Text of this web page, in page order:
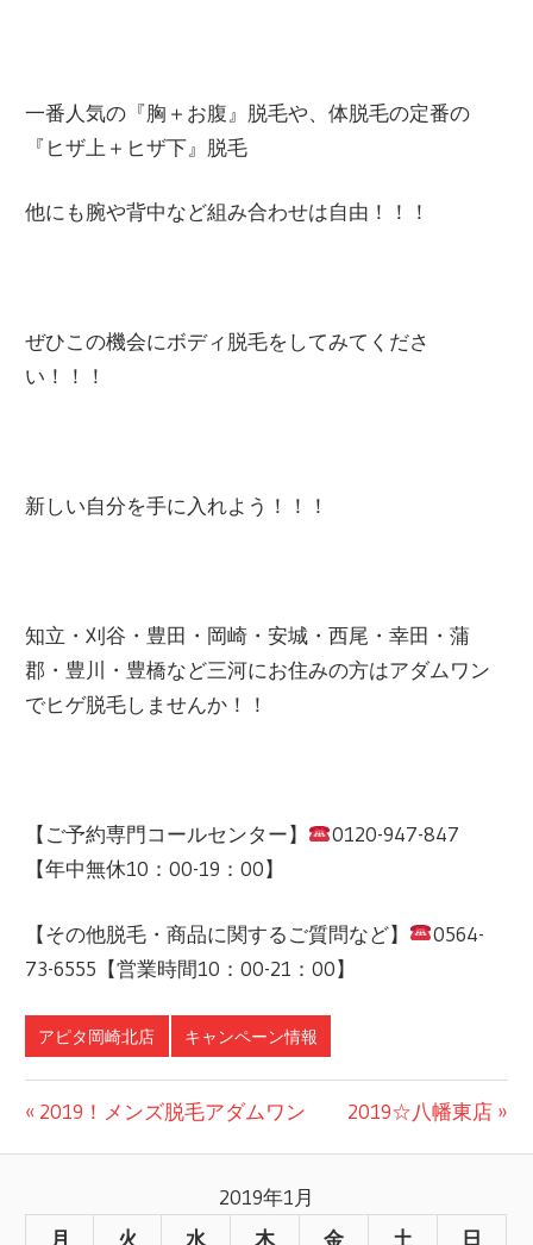
一番人気の『胸＋お腹』脱毛や、体脱毛の定番の
『ヒザ上＋ヒザ下』脱毛
他にも腕や背中など組み合わせは自由！！！
ぜひこの機会にボディ脱毛をしてみてくださ
い！！！
新しい自分を手に入れよう！！！
知立・刈谷・ 豊田・岡崎・安城・西尾・幸田・蒲
郡・豊川・豊橋など三河にお住みの方はアダムワン
でヒゲ脱毛しませんか！！
【ご予約専門コールセンター】
0120-947-847
【年中無休10：00-19：00】
【その他脱毛・商品に関するご質問など】
0564-
73-6555【営業時間10：00-21：00】
アピタ岡崎北店 キャンペーン情報
投
前
事:
2019！メンズ脱毛アダムワン
次
事:
2019☆八幡東店
2019年1月
月
火 水 木 金 土 日